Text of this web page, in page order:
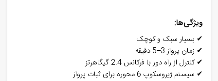
ویژگی‌ها:
✔ بسیار سبک و کوچک
✔ زمان پرواز 3–5 دقیقه
✔کنترل از راه دور با فرکانس 2.4 گیگاهرتز
✔ سیستم ژیروسکوپ 6 محوره برای ثبات پرواز